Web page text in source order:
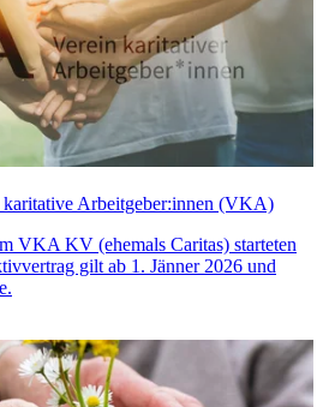
Arbeitgeber:innen (VKA)
VKA KV (ehemals Caritas) starteten
gilt ab 1. Jänner 2026 und